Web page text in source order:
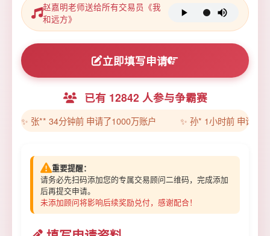
赵嘉明老师送给所有交易员《我
和远方》
立即填写申请
已有 12842 人参与争霸赛
✨ 张** 34分钟前 申请了1000万账户 ✨ 孙* 1小时前 申请了
重要提醒：
请务必先扫码添加您的专属交易顾问二维码，完成添加
后再提交申请。
未添加顾问将影响后续奖励兑付，感谢配合！